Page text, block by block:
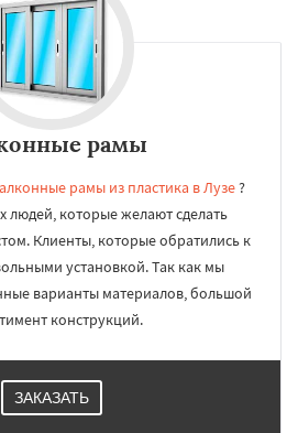
рамы
рамы из пластика в Лузе?
людей, которые желают сделать
Клиенты, которые обратились к
установкой. Так как мы
варианты материалов, большой
конструкций.
ЗАКАЗАТЬ